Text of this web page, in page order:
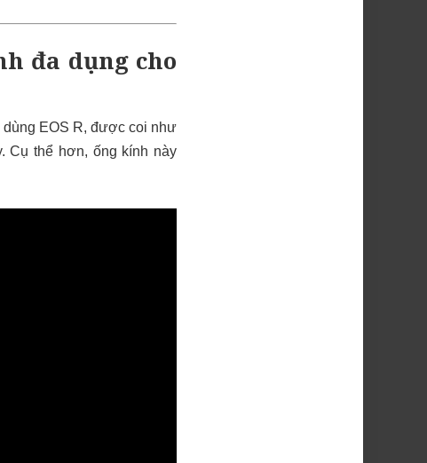
đa dụng cho
EOS R, được coi như
Cụ thể hơn, ống kính này